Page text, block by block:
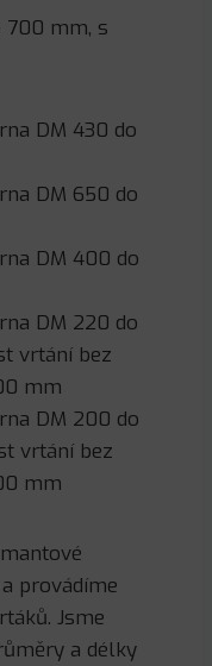
700 mm, s
DM 430 do
DM 650 do
DM 400 do
DM 220 do
vrtání bez
mm
DM 200 do
vrtání bez
mm
provádíme
Jsme
a délky